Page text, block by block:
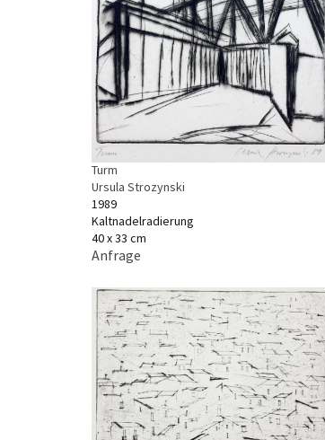
Turm
Ursula Strozynski
1989
Kaltnadelradierung
40 x 33 cm
Anfrage